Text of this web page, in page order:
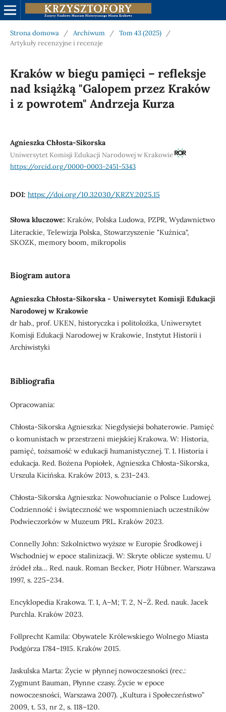
Strona domowa / Archiwum / Tom 43 (2025)
/
Artykuły recenzyjne i recenzje
Kraków w biegu pamięci – refleksje
nad książką "Galopem przez Kraków
i z powrotem" Andrzeja Kurza
Agnieszka Chłosta-Sikorska
Uniwersytet Komisji Edukacji Narodowej w Krakowie
https://orcid.org/0000-0003-2451-5343
DOI: https://doi.org/10.32030/KRZY.2025.15
Słowa kluczowe: Kraków, Polska Ludowa, PZPR, Wydawnictwo
Literackie, Telewizja Polska, Stowarzyszenie "Kuźnica",
SKOZK, memory boom, mikropolis
Biogram autora
Agnieszka Chłosta-Sikorska - Uniwersytet Komisji Edukacji
Narodowej w Krakowie
dr hab., prof. UKEN, historyczka i politolożka, Uniwersytet
Komisji Edukacji Narodowej w Krakowie, Instytut Historii i
Archiwistyki
Bibliografia
Opracowania:
Chłosta-Sikorska Agnieszka: Niegdysiejsi bohaterowie. Pamięć
o komunistach w przestrzeni miejskiej Krakowa. W: Historia,
pamięć, tożsamość w edukacji humanistycznej. T. 1. Historia i
edukacja. Red. Bożena Popiołek, Agnieszka Chłosta-Sikorska,
Urszula Kicińska. Kraków 2013, s. 231–243.
Chłosta-Sikorska Agnieszka: Nowohucianie o Polsce Ludowej.
Codzienność i świąteczność we wspomnieniach uczestników
Podwieczorków w Muzeum PRL. Kraków 2023.
Connelly John: Szkolnictwo wyższe w Europie Środkowej i
Wschodniej w epoce stalinizacji. W: Skryte oblicze systemu. U
źródeł zła… Red. nauk. Roman Becker, Piotr Hübner. Warszawa
1997, s. 225–234.
Encyklopedia Krakowa. T. 1, A–M; T. 2, N–Ż. Red. nauk. Jacek
Purchla. Kraków 2023.
Follprecht Kamila: Obywatele Królewskiego Wolnego Miasta
Podgórza 1784–1915. Kraków 2015.
Jaskulska Marta: Życie w płynnej nowoczesności (rec.:
Zygmunt Bauman, Płynne czasy. Życie w epoce
nowoczesności, Warszawa 2007). „Kultura i Społeczeństwo”
2009, t. 53, nr 2, s. 118–120.